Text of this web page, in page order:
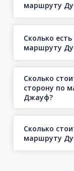
маршруту
Сколько
маршруту
Сколько
сторону по
Джауф?
Сколько
маршруту